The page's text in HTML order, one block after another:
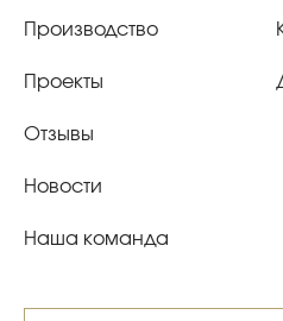
Производство
Проекты
Отзывы
Новости
Наша команда